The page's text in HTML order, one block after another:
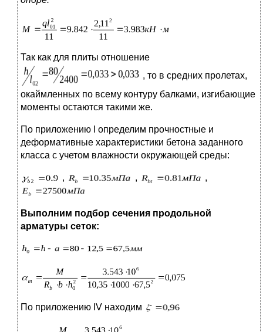
Так как для плиты отношение
, то в средних пролетах,
окаймленных по всему контуру балками, изгибающие
моменты остаются такими же.
По приложению I определим прочностные и
деформативные характеристики бетона заданного
класса с учетом влажности окружающей среды:
, , ,
Выполним подбор сечения продольной
арматуры сеток:
По приложению IV находим